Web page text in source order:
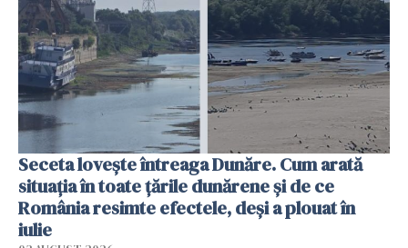
Seceta lovește întreaga Dunăre. Cum arată
situația în toate țările dunărene și de ce
România resimte efectele, deși a plouat în
iulie